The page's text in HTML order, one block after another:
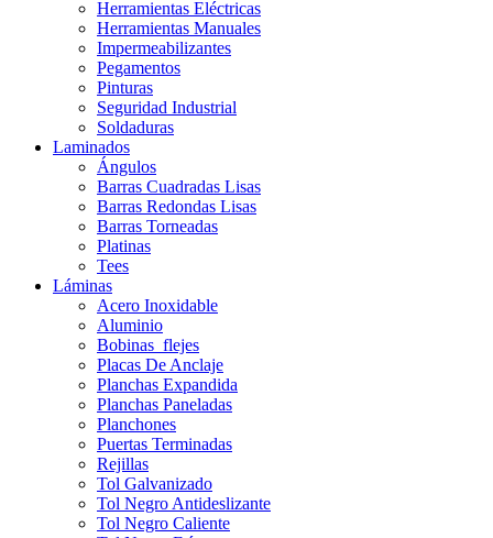
Herramientas Eléctricas
Herramientas Manuales
Impermeabilizantes
Pegamentos
Pinturas
Seguridad Industrial
Soldaduras
Laminados
Ángulos
Barras Cuadradas Lisas
Barras Redondas Lisas
Barras Torneadas
Platinas
Tees
Láminas
Acero Inoxidable
Aluminio
Bobinas_flejes
Placas De Anclaje
Planchas Expandida
Planchas Paneladas
Planchones
Puertas Terminadas
Rejillas
Tol Galvanizado
Tol Negro Antideslizante
Tol Negro Caliente